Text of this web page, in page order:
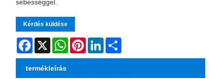
sebességgel.
Kérdés küldése
Facebook
X WhatsAppPinterestLinkedIn
termékleírás